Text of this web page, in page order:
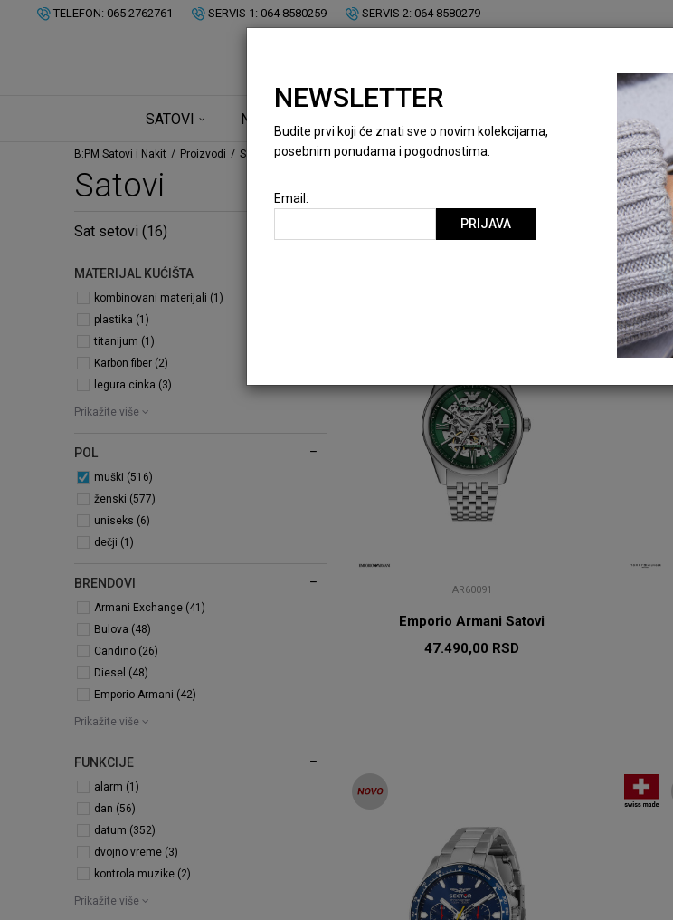
TELEFON: 065 2762761 SERVIS 1: 064 8580259 SERVIS 2: 064 8580279
SATOVI NAKIT
B:PM Satovi i Nakit Proizvodi Satovi
Satovi
Sat setovi (16)
MATERIJAL KUĆIŠTA
kombinovani materijali (1)
plastika (1)
titanijum (1)
Karbon fiber (2)
legura cinka (3)
Prikažite više
POL
muški (516)
ženski (577)
uniseks (6)
dečji (1)
BRENDOVI
Armani Exchange (41)
Bulova (48)
Candino (26)
Diesel (48)
Emporio Armani (42)
Prikažite više
FUNKCIJE
alarm (1)
dan (56)
datum (352)
dvojno vreme (3)
kontrola muzike (2)
Prikažite više
materijal-narukvice-nerdjajuci-celik
AR60091
Emporio Armani Satovi
47.490,00 RSD
NEWSLETTER
Budite prvi koji će znati sve o novim kolekcijama,
posebnim ponudama i pogodnostima.
Email:
PRIJAVA